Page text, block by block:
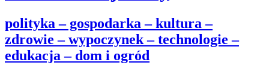
polityka – gospodarka – kultura –
zdrowie – wypoczynek – technologie –
edukacja – dom i ogród